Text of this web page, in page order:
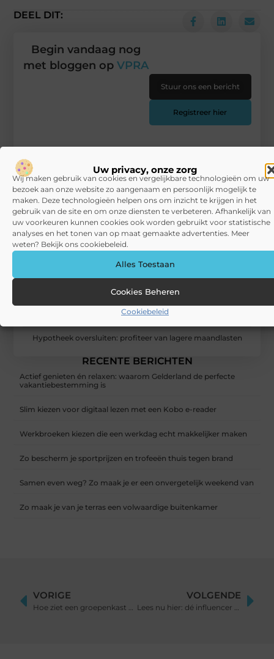
Uw privacy, onze zorg
Wij maken gebruik van cookies en vergelijkbare technologieën om uw
bezoek aan onze website zo aangenaam en persoonlijk mogelijk te
maken. Deze technologieën helpen ons om inzicht te krijgen in het
gebruik van de site en om onze diensten te verbeteren. Afhankelijk van
uw voorkeuren kunnen cookies ook worden gebruikt voor statistische
analyses en het tonen van op maat gemaakte advertenties. Meer
weten? Bekijk ons cookiebeleid.
Alles Toestaan
Cookies Beheren
Cookiebeleid
DEEL DIT:
Hypotheek oversluiten: profiteer van lagere maandlasten
RECENTE BERICHTEN
Actief genieten én relaxen: waarom Gelderland de perfecte
vakantiebestemming is
Slim kiezen voor digitaal lezen met een Kobo e-reader
Werkbroeken kiezen die een werkdag echt makkelijker maken
Zo bescherm je sportprijzen en trofeeën thuis tegen brand
Samen even weg? Zo maak je er een onvergetelijk weekend van
Zo maak je van je terras een volwaardige buitenkamer
Begin vandaag nog
met bloggen opVPRA
Stuur ons een bericht
Registreer hier
VORIGE
Hoe ziet een groepenkast er van binnen uit?
VOLGENDE
Lees nu hier: dé influencer marketingtrends van het moment!